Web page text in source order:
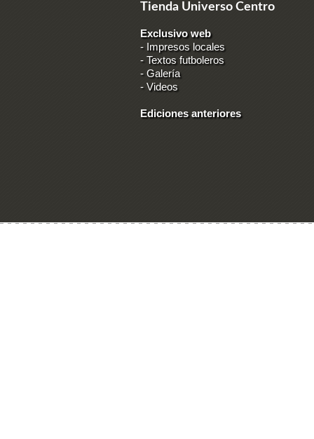
Tienda Universo Centro
Exclusivo web
- Impresos locales
- Textos futboleros
-Galería
-Videos
Ediciones anteriores